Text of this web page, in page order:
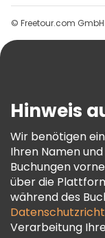
Gruppen
Hilfe
AGB Und
Cookie-Richtlinie
Freetour
Treueprogramm
© Freetour.com
Hinweis
Wir benötigen
Ihren Namen
Buchungen
über die
während des
Verarbeitung